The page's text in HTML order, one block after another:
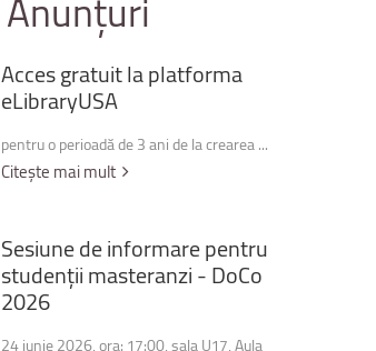
Accesgratuitlaplatforma
eLibraryUSA
pentru o perioadă de 3 ani de la crearea ...
Citește mai mult
Sesiunedeinformarepentru
studențiimasteranzi-DoCo
2026
24 iunie 2026, ora: 17:00, sala U17, Aula